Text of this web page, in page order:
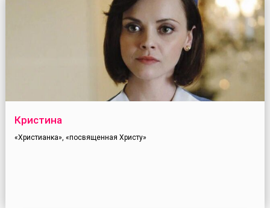
Кристина
«Христианка», «посвященная Христу»